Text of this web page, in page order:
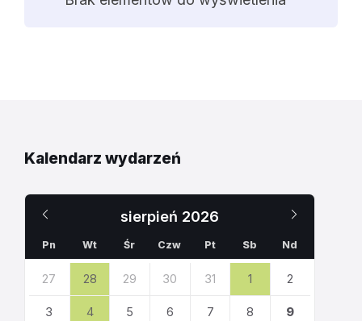
Kalendarz wydarzeń
sierpień 2026
miesiąc
Pn Wt Śr Czw Pt Sb Nd
dni
kalendarza
27 28 29 30 31 1 2
3 4 5 6 7 8 9